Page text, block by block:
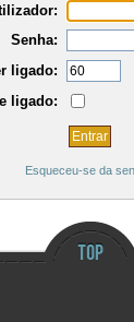
Senha:
ligado:
ligado:
Esqueceu-se da